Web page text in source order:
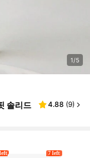
1/5
솔리드
4.88 (9)
7 left